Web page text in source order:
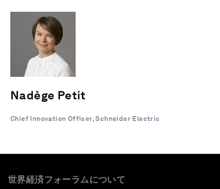
Nadège Petit
Chief Innovation Officer, Schneider Electric
世界経済フォーラムについて